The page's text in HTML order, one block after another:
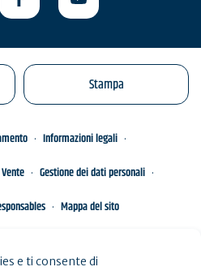
Stampa
Informazioni legali
Gestione dei dati personali
Mappa del sito
e ti consente di